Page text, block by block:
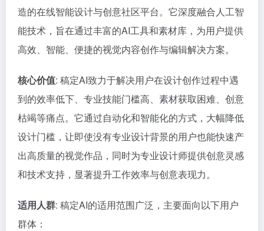
造的在线智能设计与创意社区平台。它深度融合人工智
能技术，旨在通过丰富的AI工具和素材库，为用户提供
高效、智能、便捷的视觉内容创作与编辑解决方案。
核心价值: 稿定AI致力于解决用户在设计创作过程中遇
到的效率低下、专业技能门槛高、素材获取困难、创意
枯竭等痛点。它通过自动化和智能化的方式，大幅降低
设计门槛，让即使没有专业设计背景的用户也能快速产
出高质量的视觉作品，同时为专业设计师提供创意灵感
和技术支持，显著提升工作效率与创意表现力。
适用人群: 稿定AI的适用范围广泛，主要面向以下用户
群体：